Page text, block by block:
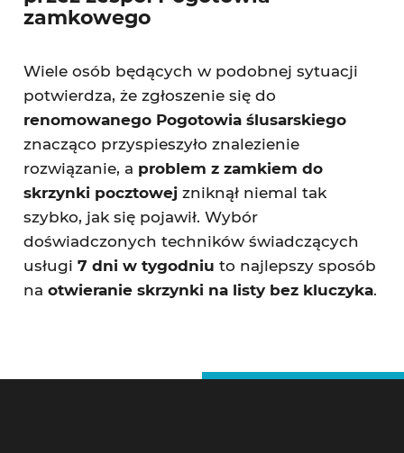
zamkowego
Wiele osób będących w podobnej sytuacji
potwierdza, że zgłoszenie się do
renomowanego Pogotowia ślusarskiego
znacząco przyspieszyło znalezienie
rozwiązanie, a problem z zamkiem do
skrzynki pocztowejzniknął niemal tak
szybko, jak się pojawił. Wybór
doświadczonych techników świadczących
usługi 7 dni w tygodniu to najlepszy sposób
na otwieranie skrzynki na listy bez kluczyka.